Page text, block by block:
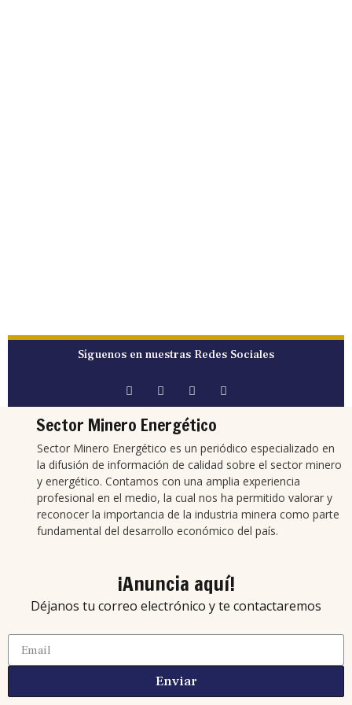
Síguenos en nuestras Redes Sociales
Sector Minero Energético
Sector Minero Energético es un periódico especializado en
la difusión de información de calidad sobre el sector minero
y energético. Contamos con una amplia experiencia
profesional en el medio, la cual nos ha permitido valorar y
reconocer la importancia de la industria minera como parte
fundamental del desarrollo económico del país.
¡Anuncia aquí!
Déjanos tu correo electrónico y te contactaremos
Enviar